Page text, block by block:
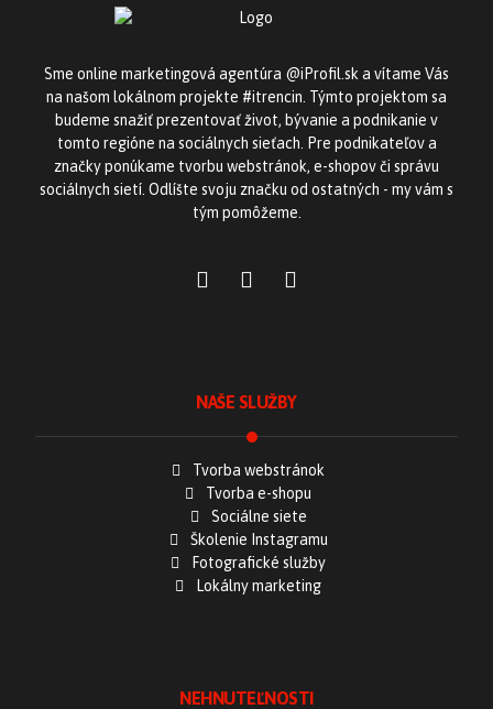
Sme online marketingová agentúra @iProfil.sk a vítame Vás
na našom lokálnom projekte #itrencin. Týmto projektom sa
budeme snažiť prezentovať život, bývanie a podnikanie v
tomto regióne na sociálnych sieťach. Pre podnikateľov a
značky ponúkame tvorbu webstránok, e-shopov či správu
sociálnych sietí. Odlíšte svoju značku od ostatných - my vám s
tým pomôžeme.
NAŠE SLUŽBY
Tvorba webstránok
Tvorba e-shopu
Sociálne siete
Školenie Instagramu
Fotografické služby
Lokálny marketing
NEHNUTEĽNOSTI